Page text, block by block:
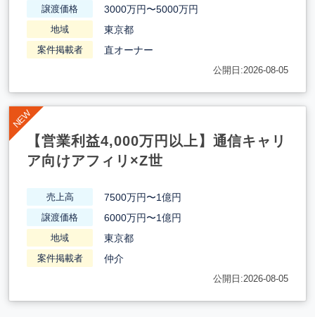
譲渡価格 3000万円〜5000万円
地域 東京都
案件掲載者 直オーナー
公開日:2026-08-05
【営業利益4,000万円以上】通信キャリ
ア向けアフィリ×Z世
売上高 7500万円〜1億円
譲渡価格 6000万円〜1億円
地域 東京都
案件掲載者 仲介
公開日:2026-08-05